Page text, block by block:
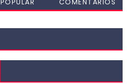
POPULAR COMENTÁRIOS